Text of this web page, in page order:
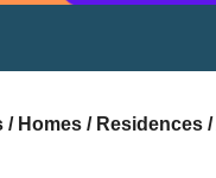
/ Homes /